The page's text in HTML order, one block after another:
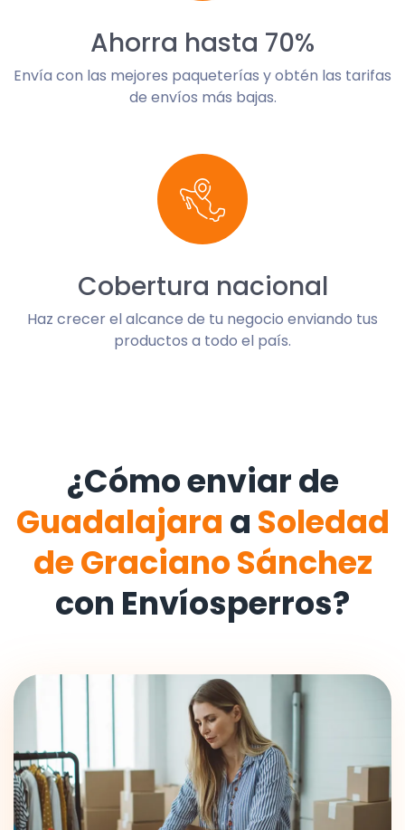
Ahorra hasta 70%
Envía con las mejores paqueterías y obtén las tarifas
de envíos más bajas.
Cobertura nacional
Haz crecer el alcance de tu negocio enviando tus
productos a todo el país.
¿Cómo enviar de
Guadalajara a Soledad
de Graciano Sánchez
con Envíosperros?